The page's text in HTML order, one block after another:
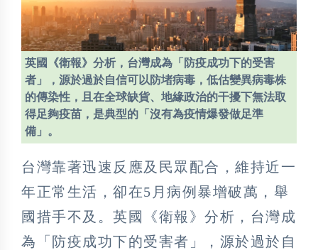
英國《衛報》分析，台灣成為「防疫成功下的受害
者」，源於過於自信可以防堵病毒，低估變異病毒株
的傳染性，且在全球缺貨、地緣政治的干擾下無法取
得足夠疫苗，是典型的「沒有為疫情爆發做足準
備」。
台灣靠著迅速反應及民眾配合，維持近一
年正常生活，卻在5月病例暴增破萬，舉
國措手不及。英國《衛報》分析，台灣成
為「防疫成功下的受害者」，源於過於自